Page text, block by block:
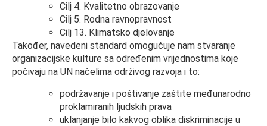
Cilj 4. Kvalitetno obrazovanje
Cilj 5. Rodna ravnopravnost
Cilj 13. Klimatsko djelovanje
Također, navedeni standard omogućuje nam stvaranje
organizacijske kulture sa određenim vrijednostima koje
počivaju na UN načelima održivog razvoja i to:
podržavanje i poštivanje zaštite međunarodno
proklamiranih ljudskih prava
uklanjanje bilo kakvog oblika diskriminacije u